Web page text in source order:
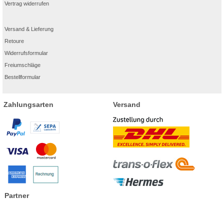
Vertrag widerrufen
Versand & Lieferung
Retoure
Widerrufsformular
Freiumschläge
Bestellformular
Zahlungsarten Versand
Partner